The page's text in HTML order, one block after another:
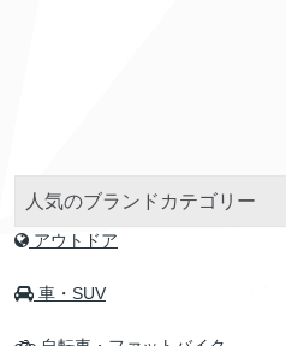
人気のブランドカテゴリー
アウトドア
車・SUV